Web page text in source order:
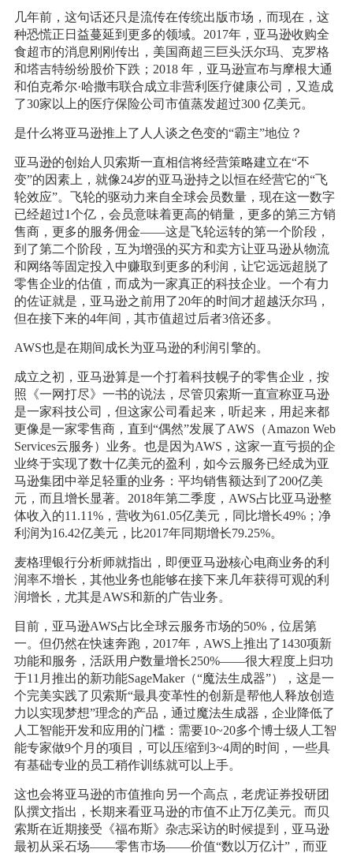
几年前，这句话还只是流传在传统出版市场，而现在，这
种恐慌正日益蔓延到更多的领域。2017年，亚马逊收购全
食超市的消息刚刚传出，美国商超三巨头沃尔玛、克罗格
和塔吉特纷纷股价下跌；2018 年，亚马逊宣布与摩根大通
和伯克希尔·哈撒韦联合成立非营利医疗健康公司，又造成
了30家以上的医疗保险公司市值蒸发超过300 亿美元。
是什么将亚马逊推上了人人谈之色变的“霸主”地位？
亚马逊的创始人贝索斯一直相信将经营策略建立在“不
变”的因素上，就像24岁的亚马逊持之以恒在经营它的“飞
轮效应”。飞轮的驱动力来自全球会员数量，现在这一数字
已经超过1个亿，会员意味着更高的销量，更多的第三方销
售商，更多的服务佣金——这是飞轮运转的第一个阶段，
到了第二个阶段，互为增强的买方和卖方让亚马逊从物流
和网络等固定投入中赚取到更多的利润，让它远远超脱了
零售企业的估值，而成为一家真正的科技企业。一个有力
的佐证就是，亚马逊之前用了20年的时间才超越沃尔玛，
但在接下来的4年间，其市值超过后者3倍还多。
AWS也是在期间成长为亚马逊的利润引擎的。
成立之初，亚马逊算是一个打着科技幌子的零售企业，按
照《一网打尽》一书的说法，尽管贝索斯一直宣称亚马逊
是一家科技公司，但这家公司看起来，听起来，用起来都
更像是一家零售商，直到“偶然”发展了AWS（Amazon Web
Services云服务）业务。也是因为AWS，这家一直亏损的企
业终于实现了数十亿美元的盈利，如今云服务已经成为亚
马逊集团中举足轻重的业务：平均销售额达到了200亿美
元，而且增长显著。2018年第二季度，AWS占比亚马逊整
体收入的11.11%，营收为61.05亿美元，同比增长49%；净
利润为16.42亿美元，比2017年同期增长79.25%。
麦格理银行分析师就指出，即便亚马逊核心电商业务的利
润率不增长，其他业务也能够在接下来几年获得可观的利
润增长，尤其是AWS和新的广告业务。
目前，亚马逊AWS占比全球云服务市场的50%，位居第
一。但仍然在快速奔跑，2017年，AWS上推出了1430项新
功能和服务，活跃用户数量增长250%——很大程度上归功
于11月推出的新功能SageMaker（“魔法生成器”），这是一
个完美实践了贝索斯“最具变革性的创新是帮他人释放创造
力以实现梦想”理念的产品，通过魔法生成器，企业降低了
人工智能开发和应用的门槛：需要10~20多个博士级人工智
能专家做9个月的项目，可以压缩到3~4周的时间，一些具
有基础专业的员工稍作训练就可以上手。
这也会将亚马逊的市值推向另一个高点，老虎证券投研团
队撰文指出，长期来看亚马逊的市值不止万亿美元。而贝
索斯在近期接受《福布斯》杂志采访的时候提到，亚马逊
最初从采石场——零售市场——价值“数以万亿计”，而亚